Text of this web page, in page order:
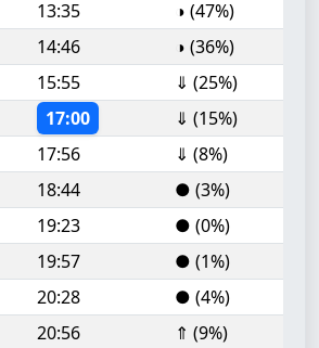
13:35
◑ (47%)
14:46
◑ (36%)
15:55
⇓ (25%)
17:00
⇓ (15%)
17:56
⇓ (8%)
18:44
● (3%)
19:23
● (0%)
19:57
● (1%)
20:28
● (4%)
20:56
⇑ (9%)